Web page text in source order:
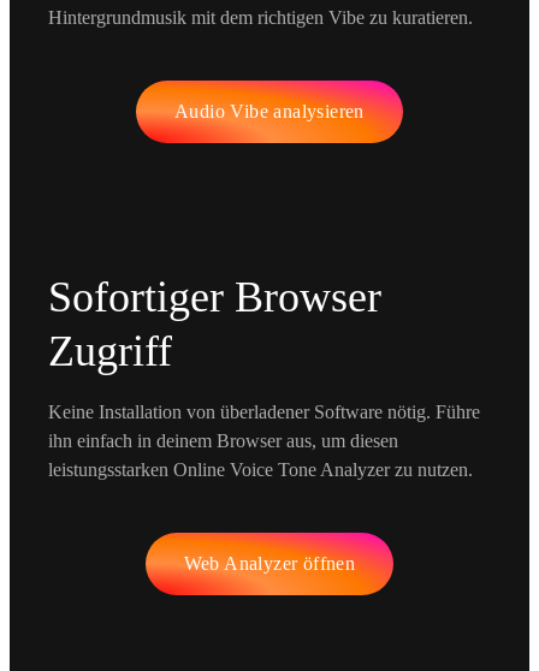
Hintergrundmusik mit dem richtigen Vibe zu kuratieren.
Audio Vibe analysieren
Sofortiger Browser
Zugriff
Keine Installation von überladener Software nötig. Führe
ihn einfach in deinem Browser aus, um diesen
leistungsstarken Online Voice Tone Analyzer zu nutzen.
Web Analyzer öffnen